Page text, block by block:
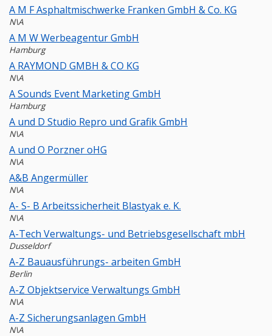
A M F Asphaltmischwerke Franken GmbH & Co. KG
N\A
A M W Werbeagentur GmbH
Hamburg
A RAYMOND GMBH & CO KG
N\A
A Sounds Event Marketing GmbH
Hamburg
A und D Studio Repro und Grafik GmbH
N\A
A und O Porzner oHG
N\A
A&B Angermüller
N\A
A- S- B Arbeitssicherheit Blastyak e. K.
N\A
A-Tech Verwaltungs- und Betriebsgesellschaft mbH
Dusseldorf
A-Z Bauausführungs- arbeiten GmbH
Berlin
A-Z Objektservice Verwaltungs GmbH
N\A
A-Z Sicherungsanlagen GmbH
N\A